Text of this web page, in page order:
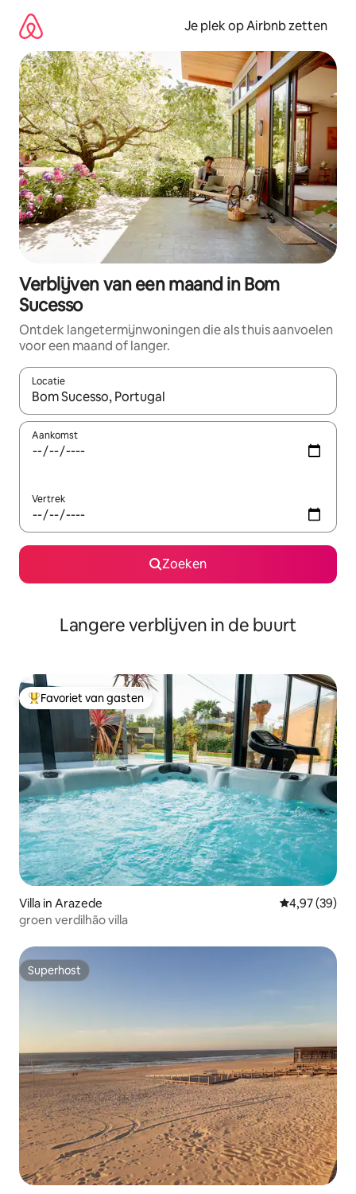
direct
naar
inhoud
Je plek op Airbnb zetten
Verblijven van een maand in Bom
Sucesso
Ontdek langetermijnwoningen die als thuis aanvoelen
voor een maand of langer.
Locatie
Wanneer er resultaten beschikbaar zijn, maak je een keuze
Aankomst
Vertrek
Zoeken
Langere verblijven in de buurt
Topfavoriet van gasten
Favoriet van gasten
Villa in Arazede Gemiddelde
4,97 (39)
groen verdilhão villa
Superhost
Superhost